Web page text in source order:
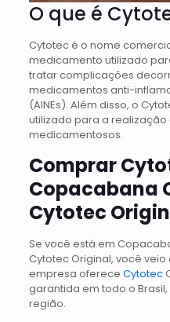
O que é
Cytotec é o nome
medicamento utilizado
tratar complicações
medicamentos anti-
(AINEs). Além disso, o
utilizado para a
medicamentosos.
Comprar
Copacabana
Cytotec
Se você está em
Cytotec Original, você
empresa oferece Cytotec
garantida em todo o
região.